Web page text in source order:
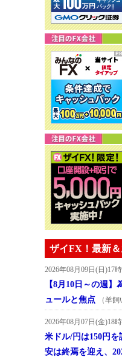
ザイFX！最新
2026年08月09日(日)17
【8月10日～の週
ュールと焦点
（羊飼
2026年08月07日(金)18
米ドル/円は150円
安は終焉を迎え、